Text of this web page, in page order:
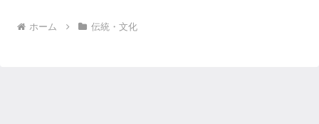
ホーム 伝統・文化